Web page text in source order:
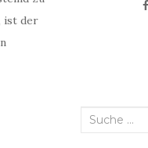
ist der
Suche